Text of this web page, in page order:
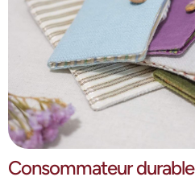
Consommateur durable